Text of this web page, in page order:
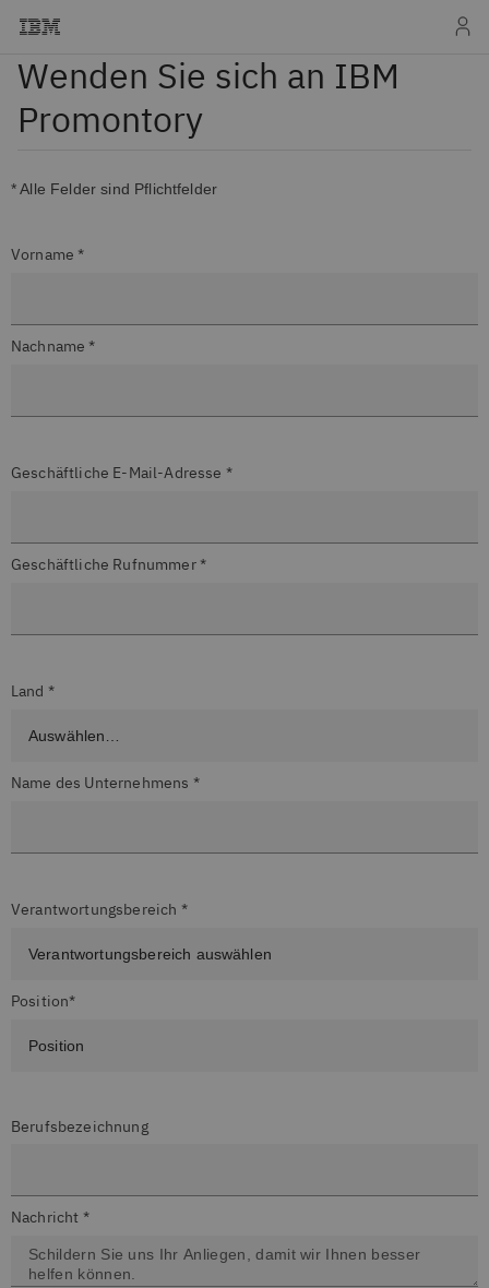
Wenden Sie sich an IBM
Promontory
* Alle Felder sind Pflichtfelder
Vorname *
Nachname *
Geschäftliche E-Mail-Adresse *
Geschäftliche Rufnummer *
Land *
Name des Unternehmens *
Verantwortungsbereich *
Position*
Berufsbezeichnung
Nachricht *